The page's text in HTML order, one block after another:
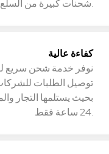
شحنات كبيرة من السلع الاستهلاكية.
كفاءة عالية
نوفر خدمة شحن سريع
توصيل الطلبات للشركات
بحيث يستلمها التجار
24 ساعة فقط.